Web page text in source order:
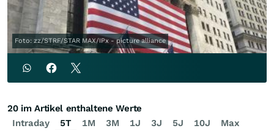
Foto: zz/STRF/STAR MAX/IPx - picture alliance
Intraday 5T 1M 3M 1J 3J 5J 10J Max
20 im Artikel enthaltene Werte